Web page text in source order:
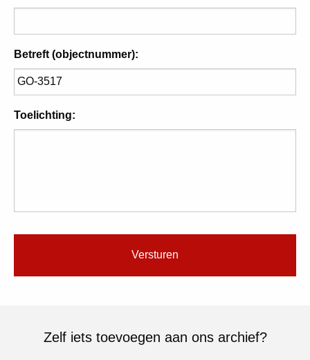
Betreft (objectnummer):
Toelichting:
Zelf iets toevoegen aan ons archief?